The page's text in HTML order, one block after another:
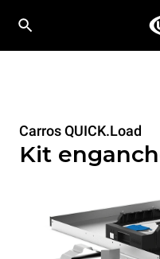
Carros QUICK.Load
Kit